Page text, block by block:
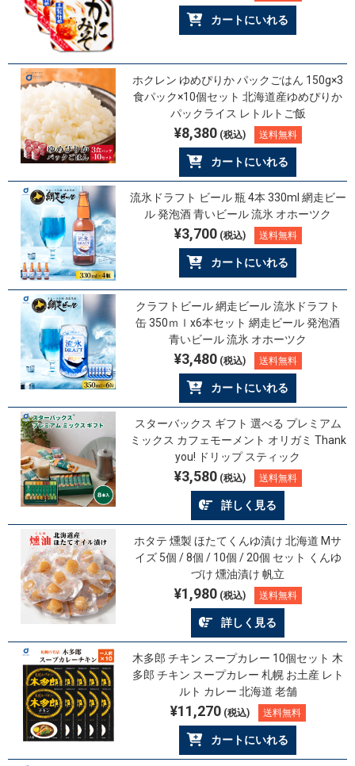
カートにいれる
ホクレン ゆめぴりか パックごはん 150g×3
食パック×10個セット 北海道産ゆめぴりか
パックライス レトルトご飯
¥8,380(税込) 送料無料
カートにいれる
流氷ドラフト ビール 瓶 4本 330ml 網走ビー
ル 発泡酒 青いビール 流氷 オホーツク
¥3,700(税込) 送料無料
カートにいれる
クラフトビール 網走ビール 流氷ドラフト
缶 350ｍｌx6本セット 網走ビール 発泡酒
青いビール 流氷 オホーツク
¥3,480(税込) 送料無料
カートにいれる
スターバックス ギフト 選べる プレミアム
ミックス カフェモーメント オリガミ Thank
you! ドリップ スティック
¥3,580(税込) 送料無料
詳しく見る
ホタテ 燻製 ほたてくんゆ漬け 北海道 Mサ
イズ 5個 / 8個 / 10個 / 20個 セット くんゆ
づけ 燻油漬け 帆立
¥1,980(税込) 送料無料
詳しく見る
木多郎 チキン スープカレー 10個セット 木
多郎 チキン スープカレー 札幌 お土産 レト
ルト カレー 北海道 老舗
¥11,270(税込) 送料無料
カートにいれる